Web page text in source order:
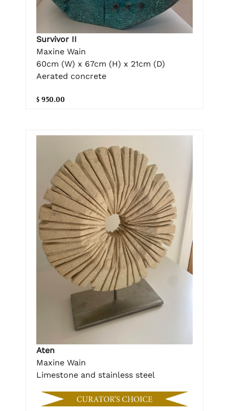
Survivor II
Maxine Wain
60cm (W) x 67cm (H) x 21cm (D)
Aerated concrete
$ 950.00
Aten
Maxine Wain
Limestone and stainless steel